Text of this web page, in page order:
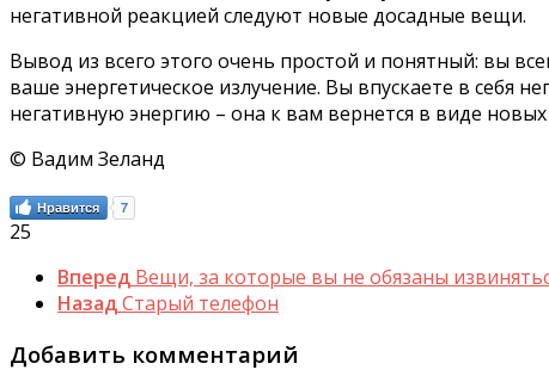
негативной реакцией следуют новые досадные вещи.
Вывод из всего этого очень простой и понятный: вы
ваше энергетическое излучение. Вы впускаете в себя
негативную энергию – она к вам вернется в виде
© Вадим Зеланд
Нравится 7
25
Вперед Вещи, за которые вы не обязаны
НазадСтарый телефон
Добавить комментарий